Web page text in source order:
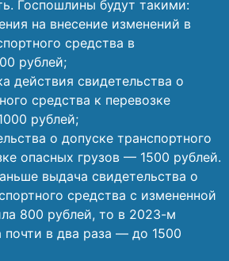
Госпошлины будут такими:
на внесение изменений в
средства в
рублей;
действия свидетельства о
средства к перевозке
рублей;
о допуске транспортного
опасных грузов — 1500 рублей.
выдача свидетельства о
средства с измененной
800 рублей, то в 2023-м
почти в два раза — до 1500